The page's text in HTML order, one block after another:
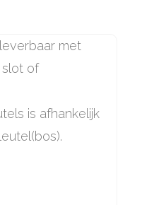
met
slot of
is afhankelijk